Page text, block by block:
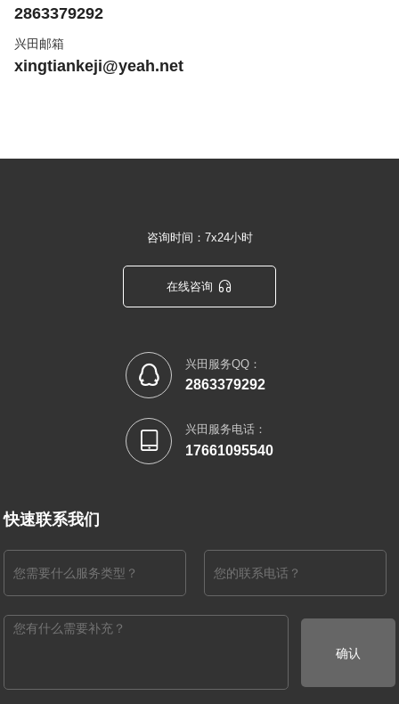
2863379292
兴田邮箱
xingtiankeji@yeah.net
咨询时间：7x24小时
在线咨询 
 兴田服务QQ：
2863379292
 兴田服务电话：
17661095540
快速联系我们
确认